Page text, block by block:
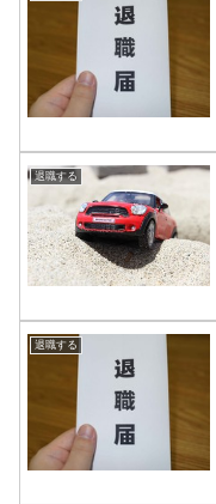
退職する
退職する